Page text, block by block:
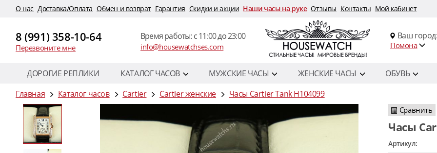
O нас Доставка/Оплата Обмен и возврат Гарантия Скидки и акции Наши часы на руке Отзывы Контакты Мой кабинет
8 (991) 358-10-64
Перезвоните мне
Время работы: c 11:00 до 23:00
info@housewatchses.com
Ваш
Помона
ДОРОГИЕ РЕПЛИКИ КАТАЛОГ ЧАСОВ МУЖСКИЕ ЧАСЫ ЖЕНСКИЕ ЧАСЫ
ОБУВЬ
Главная
Каталог часов Cartier Cartier женские Часы Cartier Tank H104099
Сравнить
Часы
Артикул: